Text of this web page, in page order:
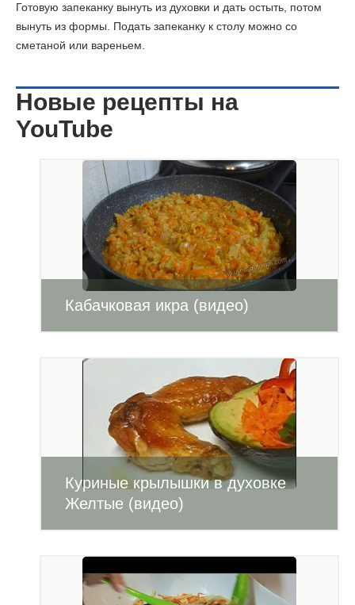
Готовую запеканку вынуть из духовки и дать остыть, потом
вынуть из формы. Подать запеканку к столу можно со
сметаной или вареньем.
Новые рецепты на
YouTube
Кабачковая икра (видео)
Куриные крылышки в духовке
Желтые (видео)